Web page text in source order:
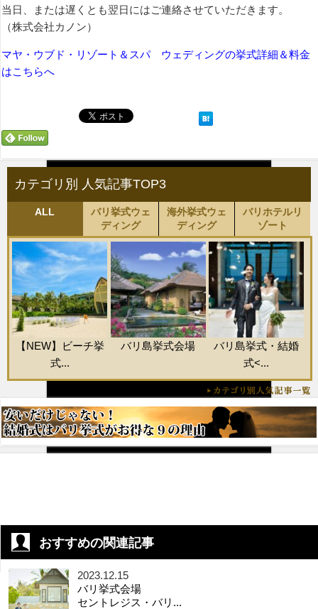
当日、または遅くとも翌日にはご連絡させていただきます。
（株式会社カノン）
マヤ・ウブド・リゾート＆スパ ウェディングの挙式詳細＆料金
はこちらへ
カテゴリ別 人気記事TOP3
ALL
バリ挙式ウェ
ディング
海外挙式ウェ
ディング
バリホテルリ
ゾート
【NEW】ビーチ挙
式...
バリ島挙式会場
バリ島挙式・結婚
式<...
おすすめの関連記事
2023.12.15
バリ挙式会場
セントレジス・バリ...